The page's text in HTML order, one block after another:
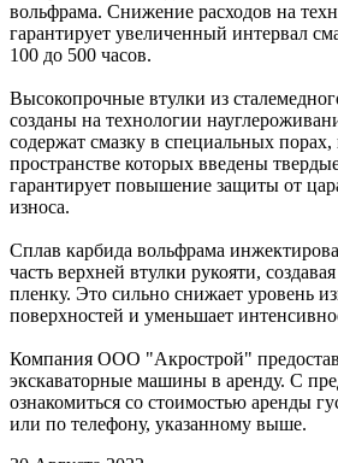
вольфрама. Снижение расходов на
гарантирует увеличенный интервал
100 до 500 часов.
Высокопрочные втулки из
созданы на технологии
содержат смазку в специальных
пространстве которых введены
гарантирует повышение защиты от
износа.
Сплав карбида вольфрама
часть верхней втулки рукояти,
пленку. Это сильно снижает уровень
поверхностей и уменьшает
Компания ООО "Акрострой"
экскаваторные машины в аренду. С
ознакомиться со стоимостью аренды
или по телефону, указанному выше.